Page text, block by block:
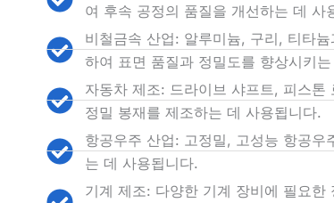
여 후속 공정의 품질을 개선하는 데 사
비철금속 산업: 알루미늄, 구리, 티타
하여 표면 품질과 정밀도를 향상시키
자동차 제조: 드라이브 샤프트, 피스톤
정밀 봉재를 제조하는 데 사용됩니다.
항공우주 산업: 고정밀, 고성능 항공우
는 데 사용됩니다.
기계 제조: 다양한 기계 장비에 필요